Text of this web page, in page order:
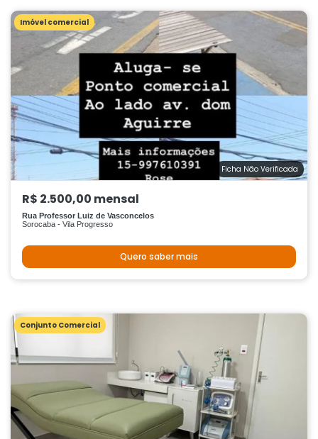
Imóvel comercial
Ficha Não Verificada
R$ 2.500,00 mensal
Rua Professor Luiz de Vasconcelos
Sorocaba - Vila Progresso
Quero saber mais
Conjunto Comercial